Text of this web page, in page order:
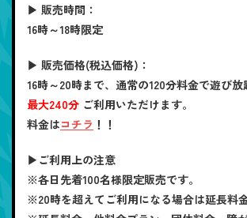
▶ 販売時間 ：
16時～18時限定
▶ 販売価格(税込価格) ：
16時～20時まで、通常の120分料金で遊び放
最大240分 ご利用いただけます。
料金はコチラ ！！
▶ ご利用上の注意
※各日先着100名様限定販売です。
※20時を超えてご利用になる場合は延長料